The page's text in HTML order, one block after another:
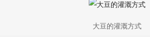
大豆的灌溉方式